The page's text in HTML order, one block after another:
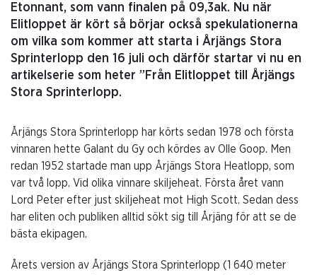
Etonnant, som vann finalen på 09,3ak. Nu när
Elitloppet är kört så börjar också spekulationerna
om vilka som kommer att starta i Årjängs Stora
Sprinterlopp den 16 juli och därför startar vi nu en
artikelserie som heter ”Från Elitloppet till Årjängs
Stora Sprinterlopp.
Årjängs Stora Sprinterlopp har körts sedan 1978 och första
vinnaren hette Galant du Gy och kördes av Olle Goop. Men
redan 1952 startade man upp Årjängs Stora Heatlopp, som
var två lopp. Vid olika vinnare skiljeheat. Första året vann
Lord Peter efter just skiljeheat mot High Scott. Sedan dess
har eliten och publiken alltid sökt sig till Årjäng för att se de
bästa ekipagen.
Årets version av Årjängs Stora Sprinterlopp (1 640 meter